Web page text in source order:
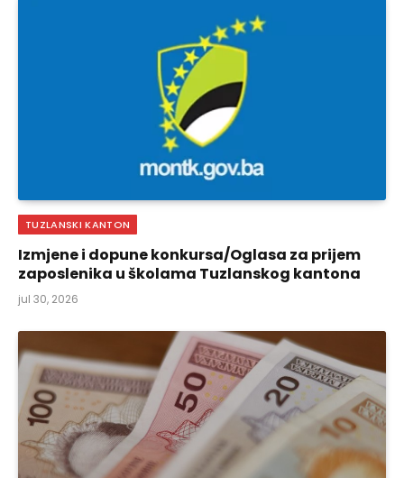
TUZLANSKI KANTON
Izmjene i dopune konkursa/Oglasa za prijem
zaposlenika u školama Tuzlanskog kantona
jul 30, 2026